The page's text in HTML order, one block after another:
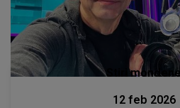
Stiri
12 feb 2026